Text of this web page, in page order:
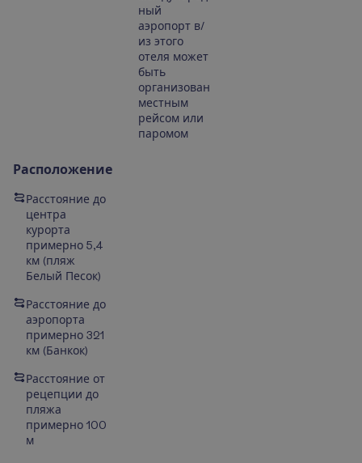
ный
аэропорт в/
из этого
отеля может
быть
организован
местным
рейсом или
паромом
Расположение
Расстояние до
центра
курорта
примерно 5,4
км (пляж
Белый Песок)
Расстояние до
аэропорта
примерно 321
км (Банкок)
Расстояние от
рецепции до
пляжа
примерно 100
м